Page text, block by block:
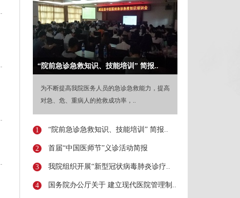
“院前急诊急救知识、技能培训” 简报..
为不断提高我院医务人员的急诊急救能力，提高
对急、危、重病人的抢救成功率，..
1 “院前急诊急救知识、技能培训” 简报..
2 首届“中国医师节”义诊活动简报
3 我院组织开展“新型冠状病毒肺炎诊疗..
4 国务院办公厅关于 建立现代医院管理制..